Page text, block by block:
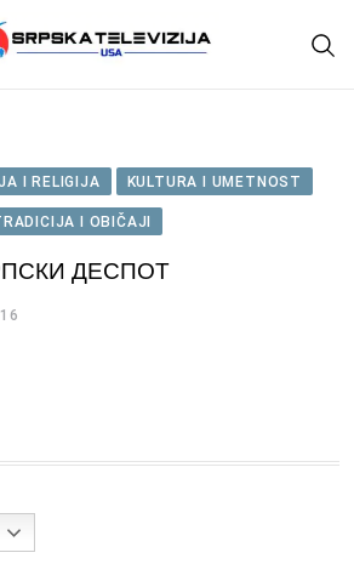
I RELIGIJA KULTURA I UMETNOST
I OBIČAJI
ДЕСПОТ